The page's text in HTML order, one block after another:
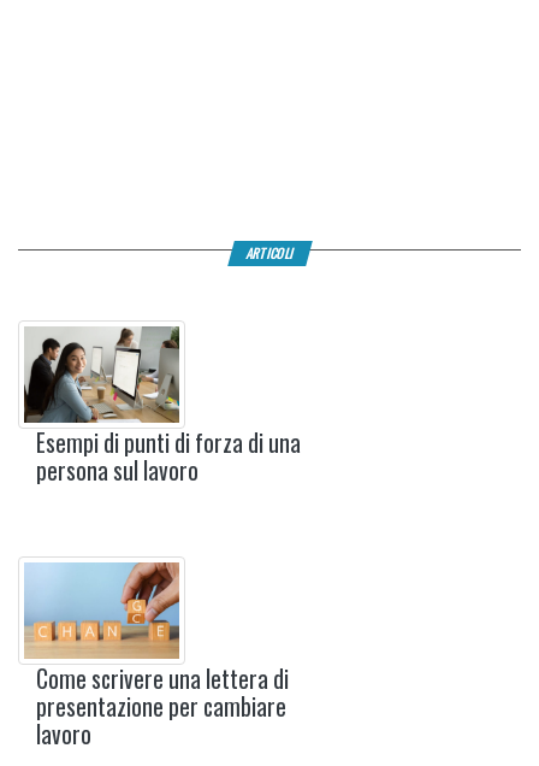
ARTICOLI
Esempi di punti di forza di una
persona sul lavoro
Come scrivere una lettera di
presentazione per cambiare
lavoro